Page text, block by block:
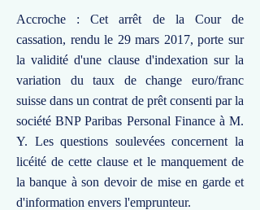
Accroche : Cet arrêt de la Cour de
cassation, rendu le 29 mars 2017, porte sur
la validité d'une clause d'indexation sur la
variation du taux de change euro/franc
suisse dans un contrat de prêt consenti par la
société BNP Paribas Personal Finance à M.
Y. Les questions soulevées concernent la
licéité de cette clause et le manquement de
la banque à son devoir de mise en garde et
d'information envers l'emprunteur.